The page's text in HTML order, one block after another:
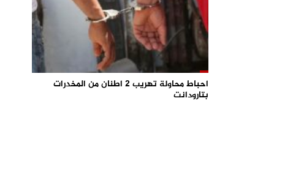
احباط محاولة تهريب 2 اطنان من المخدرات
بتارودانت